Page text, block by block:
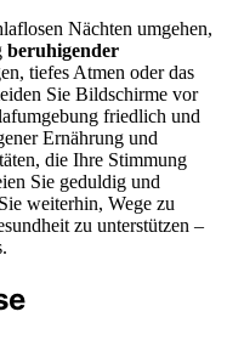
Nächten umgehen,
beruhigender
tiefes Atmen oder das
Sie Bildschirme vor
friedlich und
Ernährung und
die Ihre Stimmung
Sie geduldig und
weiterhin, Wege zu
zu unterstützen –